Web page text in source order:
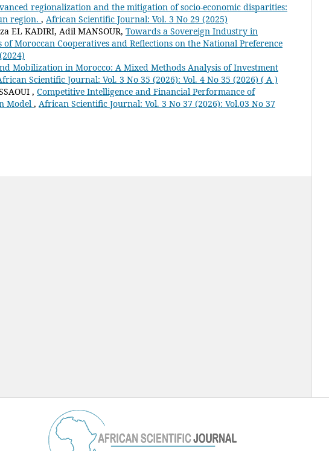
regionalization and the mitigation of socio-economic disparities:
region. , African Scientific Journal: Vol. 3 No 29 (2025)
EL KADIRI, Adil MANSOUR, Towards a Sovereign Industry in
Moroccan Cooperatives and Reflections on the National Preference
Mobilization in Morocco: A Mixed Methods Analysis of Investment
Scientific Journal: Vol. 3 No 35 (2026): Vol. 4 No 35 (2026) ( A )
, Competitive Intelligence and Financial Performance of
Model, African Scientific Journal: Vol. 3 No 37 (2026): Vol.03 No 37